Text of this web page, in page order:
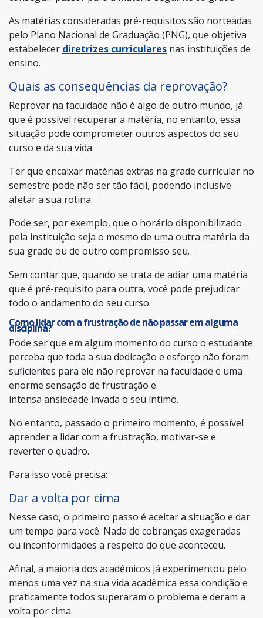
As matérias consideradas pré-requisitos são norteadas
pelo Plano Nacional de Graduação (PNG), que objetiva
estabelecer diretrizes curriculares nas instituições de
ensino.
Quais as consequências da reprovação?
Reprovar na faculdade não é algo de outro mundo, já
que é possível recuperar a matéria, no entanto, essa
situação pode comprometer outros aspectos do seu
curso e da sua vida.
Ter que encaixar matérias extras na grade curricular no
semestre pode não ser tão fácil, podendo inclusive
afetar a sua rotina.
Pode ser, por exemplo, que o horário disponibilizado
pela instituição seja o mesmo de uma outra matéria da
sua grade ou de outro compromisso seu.
Sem contar que, quando se trata de adiar uma matéria
que é pré-requisito para outra, você pode prejudicar
todo o andamento do seu curso.
Como lidar com a frustração de não passar em alguma
disciplina?
Pode ser que em algum momento do curso o estudante
perceba que toda a sua dedicação e esforço não foram
suficientes para ele não reprovar na faculdade e uma
enorme sensação de frustração e
intensa ansiedade invada o seu íntimo.
No entanto, passado o primeiro momento, é possível
aprender a lidar com a frustração, motivar-se e
reverter o quadro.
Para isso você precisa:
Dar a volta por cima
Nesse caso, o primeiro passo é aceitar a situação e dar
um tempo para você. Nada de cobranças exageradas
ou inconformidades a respeito do que aconteceu.
Afinal, a maioria dos acadêmicos já experimentou pelo
menos uma vez na sua vida acadêmica essa condição e
praticamente todos superaram o problema e deram a
volta por cima.